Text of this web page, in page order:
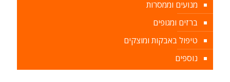
מנועים וממסרות
ברזים ומגופים
טיפול באבקות ומוצקים
נוספים